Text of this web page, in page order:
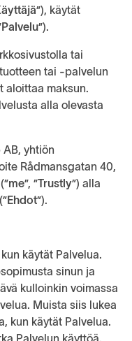
”), käytät
Palvelu”).
tai
tai -palvelun
aloittaa maksun.
alla olevasta
AB, yhtiön
Rådmansgatan 40,
me”, ”Trustly”) alla
Ehdot”).
käytät Palvelua.
sinun ja
kulloinkin voimassa
Muista siis lukea
kun käytät Palvelua.
Palvelun käyttöä.